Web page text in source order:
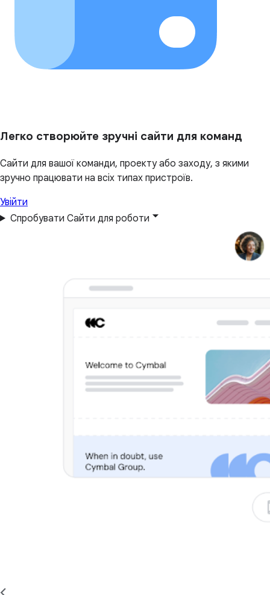
Легко створюйте зручні сайти для команд
Сайти для вашої команди, проекту або заходу, з якими
зручно працювати на всіх типах пристроїв.
Увійти
Спробувати Сайти для роботи